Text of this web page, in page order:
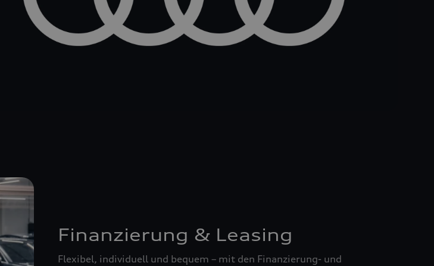
Finanzierung & Leasing
Flexibel, individuell und bequem – mit den Finanzierung- und